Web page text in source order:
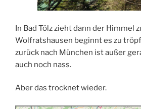
In Bad Tölz zieht dann der Himmel
Wolfratshausen beginnt es zu
zurück nach München ist außer
auch noch nass.
Aber das trocknet wieder.